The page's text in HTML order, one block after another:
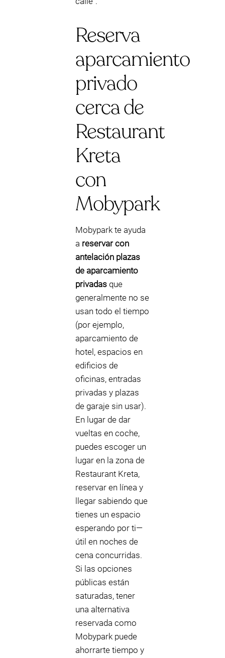
Reserva
aparcamiento
privado
cerca de
Restaurant
Kreta
con
Mobypark
Mobypark te ayuda
a reservar con
antelación plazas
de aparcamiento
privadas que
generalmente no se
usan todo el tiempo
(por ejemplo,
aparcamiento de
hotel, espacios en
edificios de
oficinas, entradas
privadas y plazas
de garaje sin usar).
En lugar de dar
vueltas en coche,
puedes escoger un
lugar en la zona de
Restaurant Kreta,
reservar en línea y
llegar sabiendo que
tienes un espacio
esperando por ti—
útil en noches de
cena concurridas.
Si las opciones
públicas están
saturadas, tener
una alternativa
reservada como
Mobypark puede
ahorrarte tiempo y